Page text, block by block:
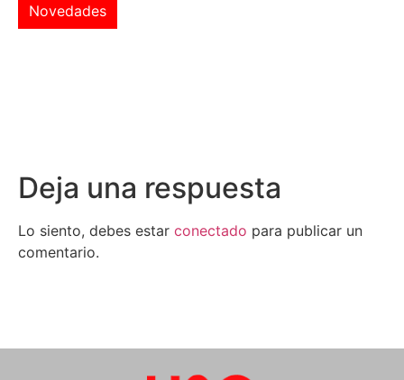
Novedades
Deja una respuesta
Lo siento, debes estar conectado para publicar un
comentario.